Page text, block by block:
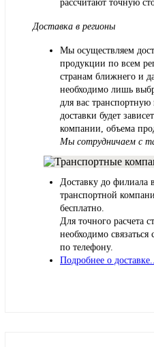
рассчитают точную
Доставка в регионы
Мы осуществляем
продукции по всем
странам ближнего и
необходимо лишь
для вас
доставки будет
компании, объема
Мы сотрудничаем с
Доставку до филиала
транспортной
бесплатно.
Для точного расчета
необходимо
по телефону.
Подробнее о доставке...